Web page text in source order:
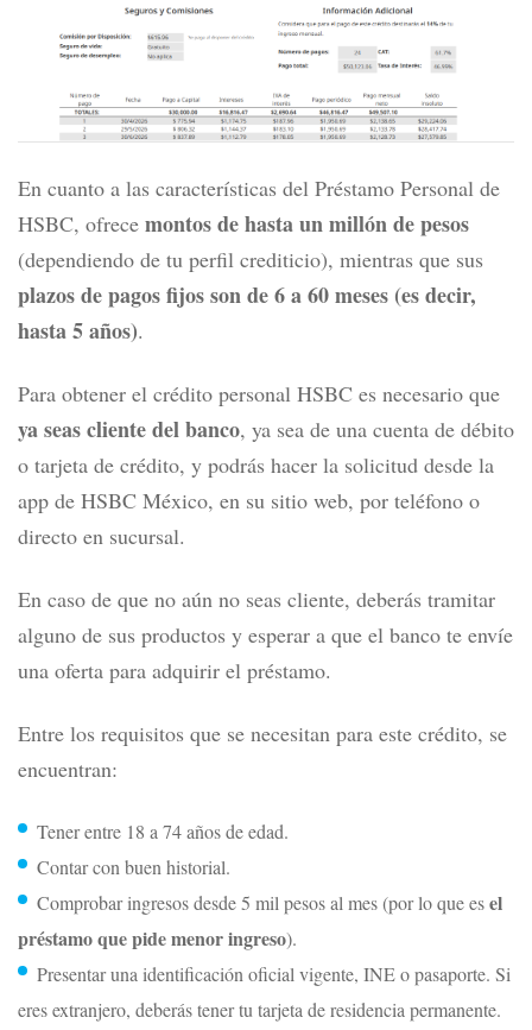
En cuanto a las características del Préstamo Personal de
HSBC, ofrece montos de hasta un millón de pesos
(dependiendo de tu perfil crediticio), mientras que sus
plazos de pagos fijos son de 6 a 60 meses (es decir,
hasta 5 años).
Para obtener el crédito personal HSBC es necesario que
ya seas cliente del banco, ya sea de una cuenta de débito
o tarjeta de crédito, y podrás hacer la solicitud desde la
app de HSBC México, en su sitio web, por teléfono o
directo en sucursal.
En caso de que no aún no seas cliente, deberás tramitar
alguno de sus productos y esperar a que el banco te envíe
una oferta para adquirir el préstamo.
Entre los requisitos que se necesitan para este crédito, se
encuentran:
Tener entre 18 a 74 años de edad.
Contar con buen historial.
Comprobar ingresos desde 5 mil pesos al mes (por lo que esel
préstamo que pide menor ingreso).
Presentar una identificación oficial vigente, INE o pasaporte. Si
eres extranjero, deberás tener tu tarjeta de residencia permanente.